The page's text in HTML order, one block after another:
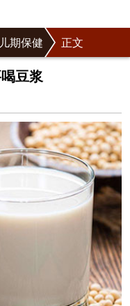
期保健 正文
豆浆